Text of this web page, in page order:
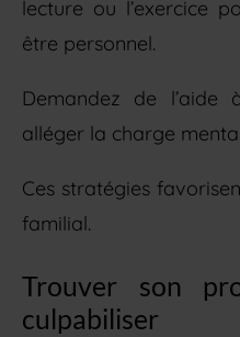
lecture ou l’exercice
être personnel.
Demandez de
alléger la charge
Ces stratégies
familial.
Trouver son
culpabiliser